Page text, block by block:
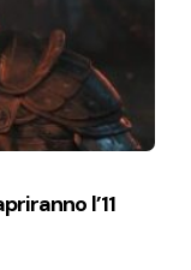
l’11